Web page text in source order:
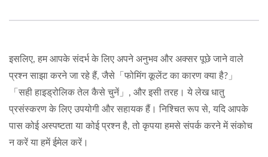
इसलिए, हम आपके संदर्भ के लिए अपने अनुभव और अक्सर पूछे जाने वाले
प्रश्न साझा करने जा रहे हैं, जैसे「फोमिंग कूलेंट का कारण क्या है?」
「सही हाइड्रोलिक तेल कैसे चुनें」, और इसी तरह। ये लेख धातु
प्रसंस्करण के लिए उपयोगी और सहायक हैं। निश्चित रूप से, यदि आपके
पास कोई अस्पष्टता या कोई प्रश्न है, तो कृपया हमसे संपर्क करने में संकोच
न करें या हमें ईमेल करें।